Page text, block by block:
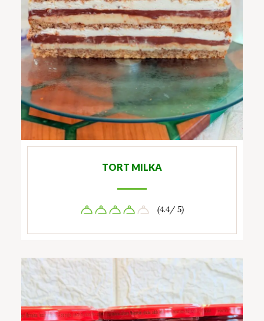
TORT MILKA
(4.4/ 5)